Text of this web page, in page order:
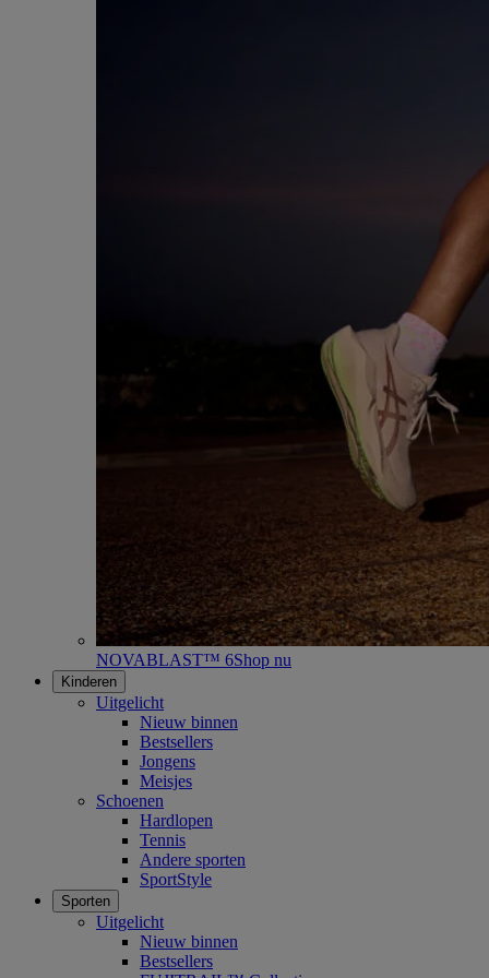
NOVABLAST™ 6Shop nu
Kinderen
Uitgelicht
Nieuw binnen
Bestsellers
Jongens
Meisjes
Schoenen
Hardlopen
Tennis
Andere sporten
SportStyle
Sporten
Uitgelicht
Nieuw binnen
Bestsellers